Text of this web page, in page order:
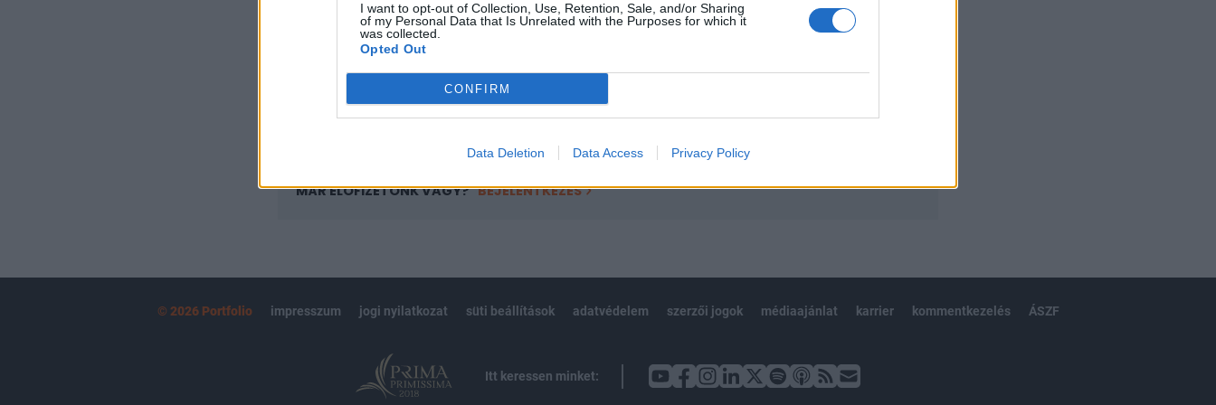
I want to opt-out of Collection, Use, Retention, Sale, and/or Sharing
of my Personal Data that Is Unrelated with the Purposes for which it
was collected.
Opted Out
CONFIRM
Data Deletion Data Access Privacy Policy
Az előfizetés a következőket tartalmazza:
Portfolio.hu teljes cikkarchívum
Kötéslisták: BÉT elmúlt 2 év napon belüli
kötéslistái
MÁR ELŐFIZETŐNK VAGY? BEJELENTKEZÉS
© 2026 Portfolio impresszum jogi nyilatkozat süti beállítások adatvédelem szerzői jogok médiaajánlat karrier kommentkezelés ÁSZF
Itt keressen minket: